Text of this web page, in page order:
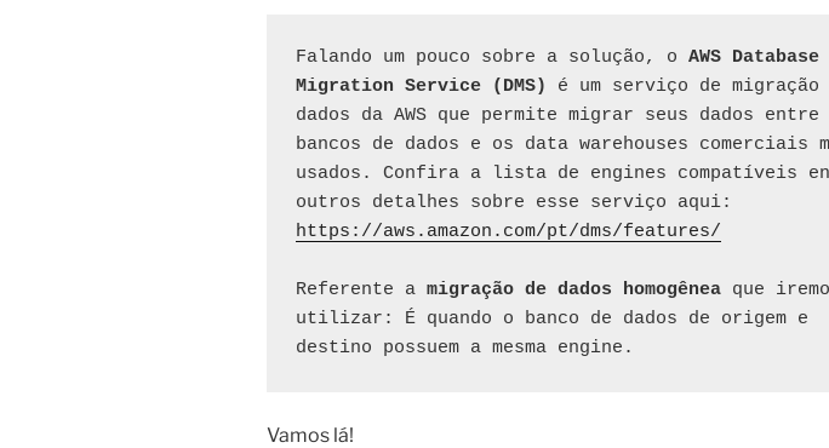
Falando um pouco sobre a solução, o AWS Database
Migration Service (DMS)
é um serviço de migração
dados da AWS que permite migrar seus dados entre
bancos de dados e os data warehouses comerciais
usados. Confira a lista de engines compatíveis
outros detalhes sobre esse serviço aqui:
https://aws.amazon.com/pt/dms/features/
Referente a migração de dados homogênea que
utilizar: É quando o banco de dados de origem e
destino possuem a mesma engine.
Vamos lá!